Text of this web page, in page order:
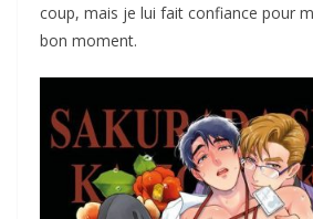
coup, mais je lui fait confiance pour
bon moment.